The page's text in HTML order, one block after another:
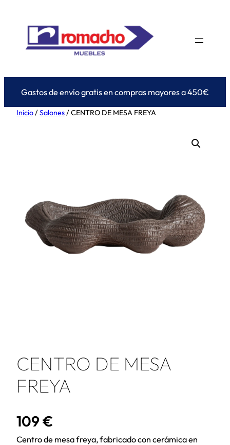
contenido
Gastos de envío gratis en compras mayores a 450€
Inicio/Salones/ CENTRO DE MESA FREYA
CENTRO DE MESA
FREYA
109€
Centro de mesa freya, fabricado con cerámica en